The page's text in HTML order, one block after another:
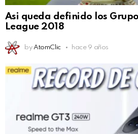
Asi queda definido los
League 2018
by AtomClic hace 9 años